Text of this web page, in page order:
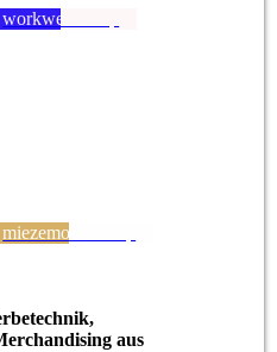
workwear shop
miezemouse shop
aus